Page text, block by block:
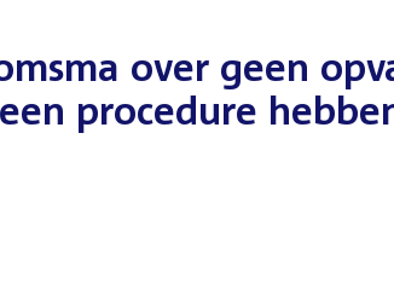
over geen
procedure